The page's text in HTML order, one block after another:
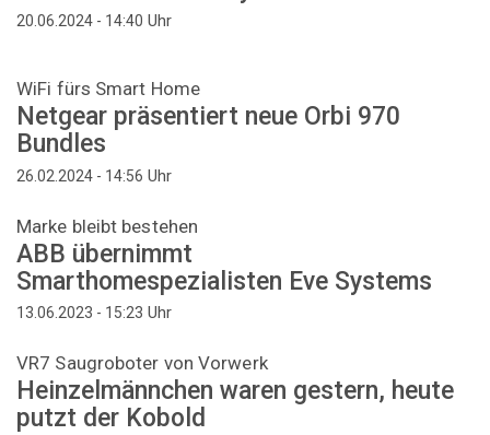
20.06.2024 - 14:40 Uhr
WiFi fürs Smart Home
Netgear präsentiert neue Orbi 970
Bundles
26.02.2024 - 14:56 Uhr
Marke bleibt bestehen
ABB übernimmt
Smarthomespezialisten Eve Systems
13.06.2023 - 15:23 Uhr
VR7 Saugroboter von Vorwerk
Heinzelmännchen waren gestern, heute
putzt der Kobold